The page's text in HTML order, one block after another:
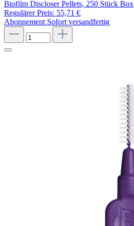
Biofilm Discloser Pellets, 250 Stück Box
Regulärer Preis: 55,71 €
Abonnement Sofort versandfertig